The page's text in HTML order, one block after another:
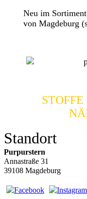
Neu im
von Magdeburg
Standort
Purpurstern
Annastraße 31
39108 Magdeburg